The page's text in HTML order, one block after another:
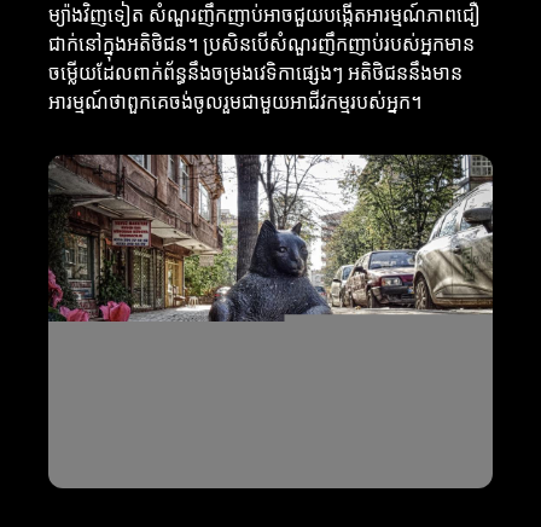
ម្យ៉ាងវិញទៀត សំណួរញឹកញាប់អាចជួយបង្កើតអារម្មណ៍ភាពជឿ
ជាក់នៅក្នុងអតិថិជន។ ប្រសិនបើសំណួរញឹកញាប់របស់អ្នកមាន
ចម្លើយដែលពាក់ព័ន្ធនឹងចម្រងវេទិកាផ្សេងៗ អតិថិជននឹងមាន
អារម្មណ៍ថាពួកគេចង់ចូលរួមជាមួយអាជីវកម្មរបស់អ្នក។